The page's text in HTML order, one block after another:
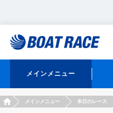
メインメニュー
HOMEメインメニュー 本日のレース